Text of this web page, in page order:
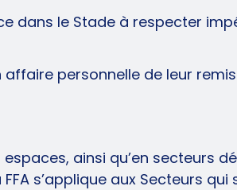
le Stade à respecter
personnelle de leur
ainsi qu’en
s’applique aux Secteurs